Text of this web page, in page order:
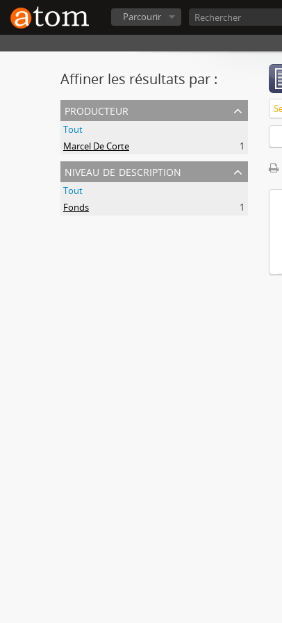
Parcourir
Affiner les résultats par :
producteur
Tout
Marcel De Corte
1
niveau de description
Tout
Fonds
1